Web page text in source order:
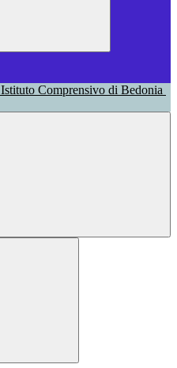
Istituto Comprensivo di Bedonia